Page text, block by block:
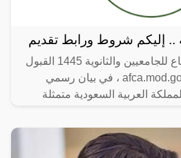
.. إليكم شروط ورابط تقديم
رابط تقديم وزارة الدفاع للجامعيين والثانوية 1445 القبول
الموحد عبر بوابة afca.mod.gov.sa ، في بيان رسمي
العربية السعودية متمثلة